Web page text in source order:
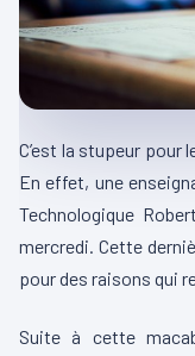
C’est la stupeur pour
En effet, une
Technologique
mercredi. Cette
pour des raisons qui
Suite à cette